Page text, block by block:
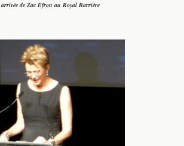
arrivée de Zac Efron au Royal Barrière